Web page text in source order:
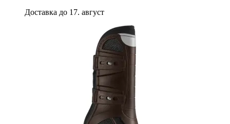
Доставка до 17. август